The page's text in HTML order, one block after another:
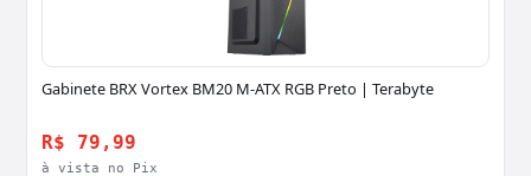
Gabinete BRX Vortex BM20 M-ATX RGB Preto | Terabyte
R$ 79,99
à vista no Pix